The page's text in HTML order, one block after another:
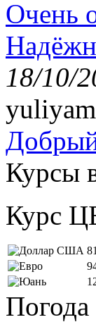
Очень
18/10/
Добрый
Курсы
Курс
Погода